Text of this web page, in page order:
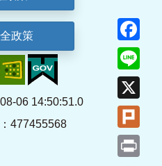
政策
06 14:50:51.0
477455568